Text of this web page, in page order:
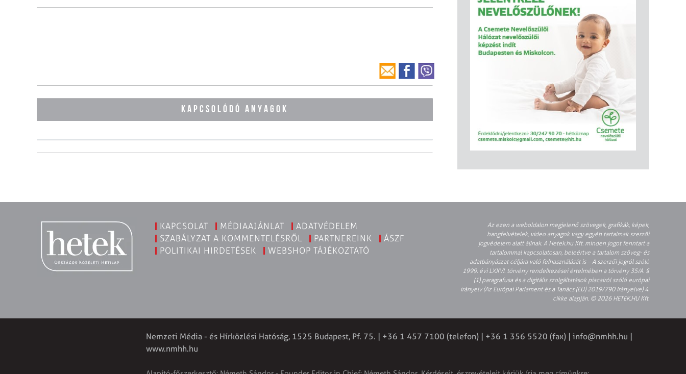
KAPCSOLÓDÓ ANYAGOK
KAPCSOLAT MÉDIAAJÁNLAT
ADATVÉDELEM
SZABÁLYZAT A KOMMENTELÉSRŐL
PARTNEREINK
ÁSZF
POLITIKAI HIRDETÉSEK
WEBSHOP TÁJÉKOZTATÓ
Az ezen a weboldalon megjelenő szövegek, grafikák, képek,
hangfelvételek, video anyagok vagy egyéb tartalmak szerzői
jogvédelem alatt állnak. A Hetek.hu Kft. minden jogot fenntart a
tartalommal kapcsolatosan, beleértve a tartalom szöveg- és
adatbányászat céljára való felhasználását is – A szerzői jogról szóló
1999. évi LXXVI. törvény rendelkezései értelmében a törvény 35/A. §
(1) paragrafusa és a digitális szolgáltatások piacairól szóló európai
irányelv (Az Európai Parlament és a Tanács (EU) 2019/790 Irányelve) 4.
cikke alapján. © 2026 HETEK.HU Kft.
Nemzeti Média - és Hírközlési Hatóság, 1525 Budapest, Pf. 75. | +36 1 457 7100 (telefon) | +36 1 356 5520 (fax) | info@nmhh.hu
www.nmhh.hu